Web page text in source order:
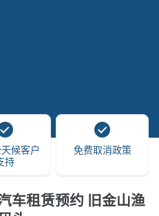
候客户
持
免费取消政策
车租赁预约 旧金山渔